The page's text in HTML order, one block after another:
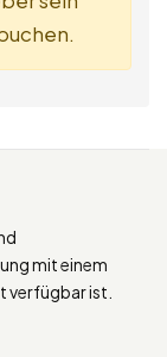
mit einem
ist.